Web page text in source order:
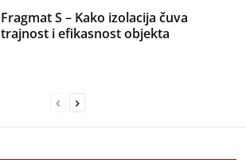
Fragmat S – Kako izolacija čuva
trajnost i efikasnost objekta